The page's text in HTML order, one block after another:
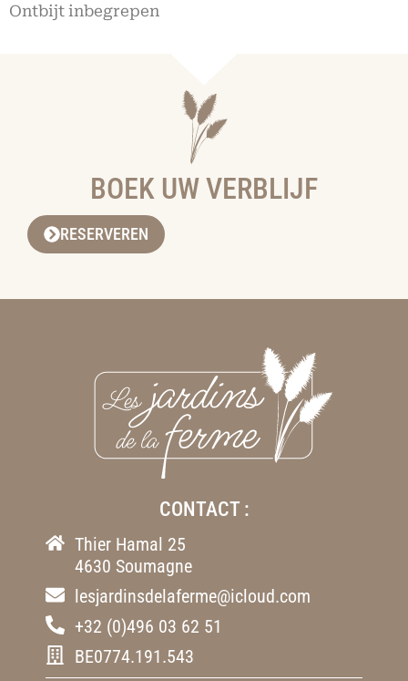
Ontbijt inbegrepen
BOEK UW VERBLIJF
RESERVEREN
CONTACT :
Thier Hamal 25
4630 Soumagne
lesjardinsdelaferme@icloud.com
+32 (0)496 03 62 51
BE0774.191.543